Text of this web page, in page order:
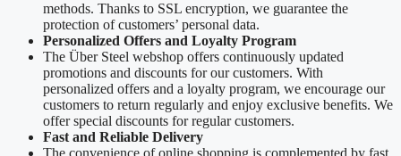
methods. Thanks to SSL encryption, we guarantee the
protection of customers’ personal data.
Personalized Offers and Loyalty Program
The Über Steel webshop offers continuously updated
promotions and discounts for our customers. With
personalized offers and a loyalty program, we encourage our
customers to return regularly and enjoy exclusive benefits. We
offer special discounts for regular customers.
Fast and Reliable Delivery
The convenience of online shopping is complemented by fast